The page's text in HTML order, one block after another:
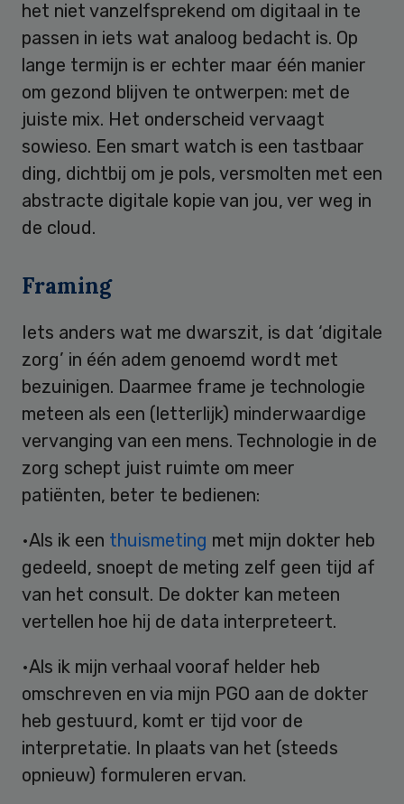
het niet vanzelfsprekend om digitaal in te
passen in iets wat analoog bedacht is. Op
lange termijn is er echter maar één manier
om gezond blijven te ontwerpen: met de
juiste mix. Het onderscheid vervaagt
sowieso. Een smart watch is een tastbaar
ding, dichtbij om je pols, versmolten met een
abstracte digitale kopie van jou, ver weg in
de cloud.
Framing
Iets anders wat me dwarszit, is dat ‘digitale
zorg’ in één adem genoemd wordt met
bezuinigen. Daarmee frame je technologie
meteen als een (letterlijk) minderwaardige
vervanging van een mens. Technologie in de
zorg schept juist ruimte om meer
patiënten, beter te bedienen:
•Als ik een thuismeting met mijn dokter heb
gedeeld, snoept de meting zelf geen tijd af
van het consult. De dokter kan meteen
vertellen hoe hij de data interpreteert.
•Als ik mijn verhaal vooraf helder heb
omschreven en via mijn PGO aan de dokter
heb gestuurd, komt er tijd voor de
interpretatie. In plaats van het (steeds
opnieuw) formuleren ervan.